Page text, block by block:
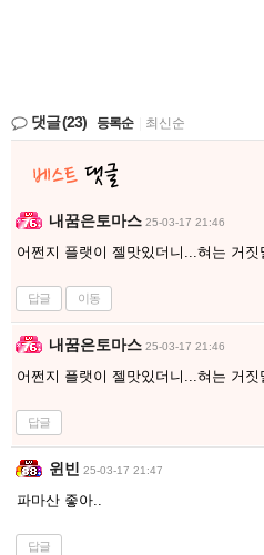
댓글(23) 등록순 최신순
내꿈은토마스 25-03-17 21:46
어쩐지 플랫이 젤맛있더니...혀는 거
답글 이동
내꿈은토마스 25-03-17 21:46
어쩐지 플랫이 젤맛있더니...혀는 거
답글
윈빈 25-03-17 21:47
파마산 좋아..
답글